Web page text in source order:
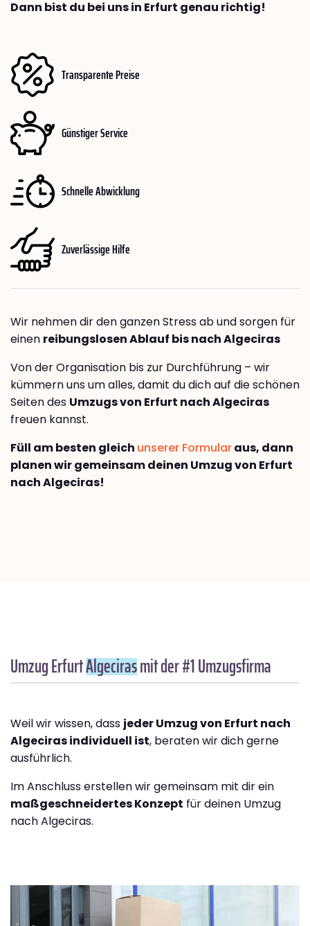
Dann bist du bei uns in Erfurt genau richtig!
Transparente Preise
Günstiger Service
Schnelle Abwicklung
Zuverlässige Hilfe
Wir nehmen dir den ganzen Stress ab und sorgen für
einen reibungslosen Ablauf bis nach Algeciras
Von der Organisation bis zur Durchführung – wir
kümmern uns um alles, damit du dich auf die schönen
Seiten des Umzugs von Erfurt nach Algeciras
freuen kannst.
Füll am besten gleich unserer Formularaus, dann
planen wir gemeinsam deinen Umzug von Erfurt
nach Algeciras!
Umzug ErfurtAlgecirasmit der #1 Umzugsfirma
Weil wir wissen, dass jeder Umzug von Erfurt nach
Algeciras individuell ist, beraten wir dich gerne
ausführlich.
Im Anschluss erstellen wir gemeinsam mit dir ein
maßgeschneidertes Konzept für deinen Umzug
nach Algeciras.